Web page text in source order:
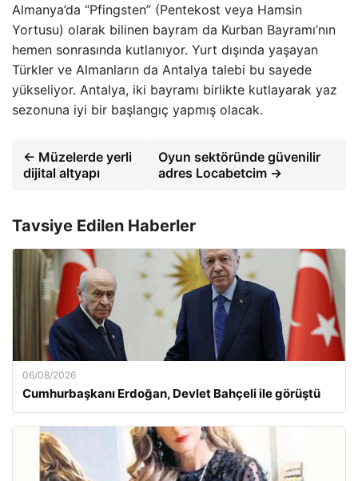
Almanya’da “Pfingsten” (Pentekost veya Hamsin
Yortusu) olarak bilinen bayram da Kurban Bayramı’nın
hemen sonrasında kutlanıyor. Yurt dışında yaşayan
Türkler ve Almanların da Antalya talebi bu sayede
yükseliyor. Antalya, iki bayramı birlikte kutlayarak yaz
sezonuna iyi bir başlangıç yapmış olacak.
← Müzelerde yerli
dijital altyapı
Oyun sektöründe güvenilir
adres Locabetcim →
Tavsiye Edilen Haberler
06/08/2026
Cumhurbaşkanı Erdoğan, Devlet Bahçeli ile görüştü